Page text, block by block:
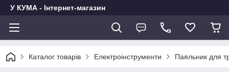
У КУМА - Інтернет-магазин
Каталог товарів Електроінструменти Паяльник для